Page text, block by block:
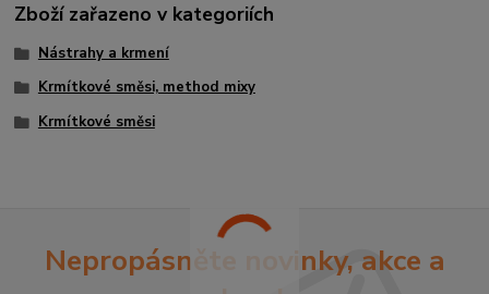
Zboží zařazeno v kategoriích
Nástrahy a krmení
Krmítkové směsi, method mixy
Krmítkové směsi
Nepropásněte novinky, akce a